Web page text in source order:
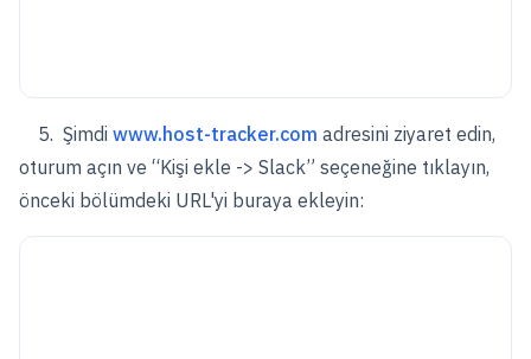
5. Şimdi www.host-tracker.com adresini ziyaret edin,
oturum açın ve “Kişi ekle -> Slack” seçeneğine tıklayın,
önceki bölümdeki URL'yi buraya ekleyin: